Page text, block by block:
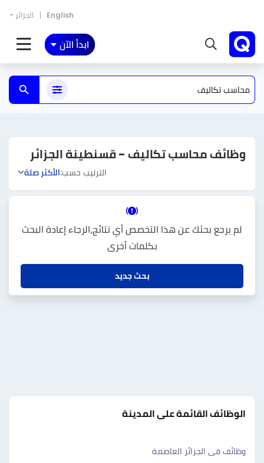
English الجزائر
ابدأ الآن
وظائف محاسب تكاليف - قسنطينة الجزائر
الترتيب حسب:الأكثر صلة
لم يرجع بحثك عن هذا التخصص أي نتائج،الرجاء إعادة البحث
بكلمات أخرى
بحث جديد
الوظائف القائمة على المدينة
وظائف فى الجزائر العاصمة